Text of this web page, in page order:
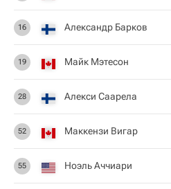
16 Александр Барков
19 Майк Мэтесон
28 Алекси Саарела
52 Маккензи Вигар
55 Ноэль Аччиари